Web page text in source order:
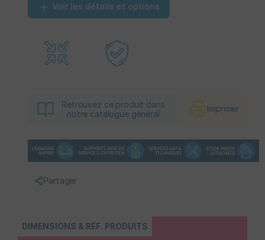
Voir les détails et options
Retrouvez ce produit dans
notre catalogue général
Imprimer
Partager
DIMENSIONS & RÉF. PRODUITS